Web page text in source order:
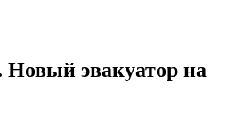
эвакуатор на